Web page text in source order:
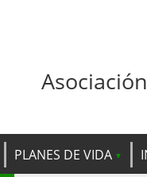
PLANES DE VIDA